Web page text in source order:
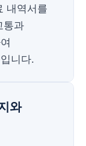
내역서를
통과
니다.
와